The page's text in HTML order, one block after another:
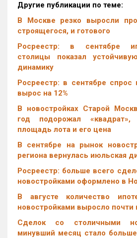
Другие публикации по теме:
В Москве резко выросли
строящегося, и готового
Росреестр: в сентябре
столицы показал
динамику
Росреестр: в сентябре спрос
вырос на 12%
В новостройках Старой
год подорожал «квадрат»,
площадь лота и его цена
В сентябре на рынок
региона вернулась июльская
Росреестр: больше всего
новостройками оформлено в
В августе количество
новостройками выросло почти
Cделок со столичными
минувший месяц стало